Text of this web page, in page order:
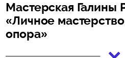
Мастерская Галины
«Личное
опора»